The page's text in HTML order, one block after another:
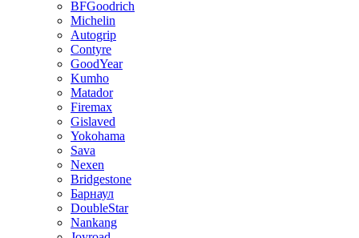
BFGoodrich
Michelin
Autogrip
Contyre
GoodYear
Kumho
Matador
Firemax
Gislaved
Yokohama
Sava
Nexen
Bridgestone
Барнаул
DoubleStar
Nankang